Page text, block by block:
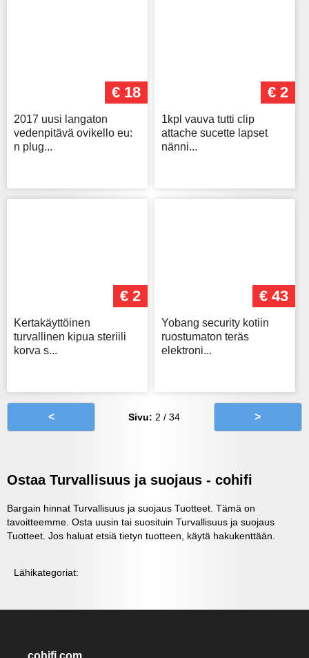
€ 18
2017 uusi langaton
vedenpitävä ovikello eu:
n plug...
€ 2
1kpl vauva tutti clip
attache sucette lapset
nänni...
€ 2
Kertakäyttöinen
turvallinen kipua steriili
korva s...
€ 43
Yobang security kotiin
ruostumaton teräs
elektroni...
< Sivu: 2 / 34 >
Ostaa Turvallisuus ja suojaus - cohifi
Bargain hinnat Turvallisuus ja suojaus Tuotteet. Tämä on
tavoitteemme. Osta uusin tai suosituin Turvallisuus ja suojaus
Tuotteet. Jos haluat etsiä tietyn tuotteen, käytä hakukenttään.
Lähikategoriat:
cohifi.com